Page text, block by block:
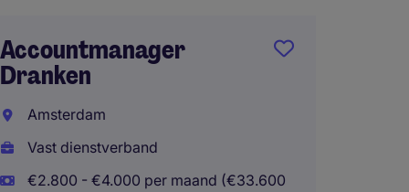
Accountmanager
Dranken
Amsterdam
Vast dienstverband
€2.800 - €4.000 per maand (€33.600